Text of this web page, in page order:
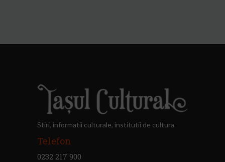
Stiri, informatii culturale, institutii de cultura
Telefon
0232 217 900